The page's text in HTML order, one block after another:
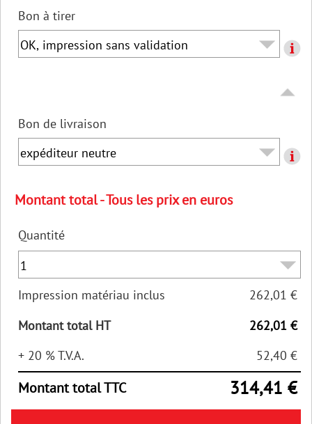
Bon à tirer
Bon de livraison
Montant total - Tous les prix en euros
Quantité
Impression matériau inclus
262,01 €
Montant total HT
262,01 €
+ 20 % T.V.A.
52,40 €
Montant total TTC 314,41 €